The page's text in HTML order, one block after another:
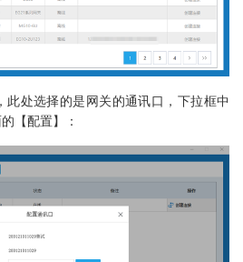
此处选择的是网关的通讯口，下拉框中
【配置】：